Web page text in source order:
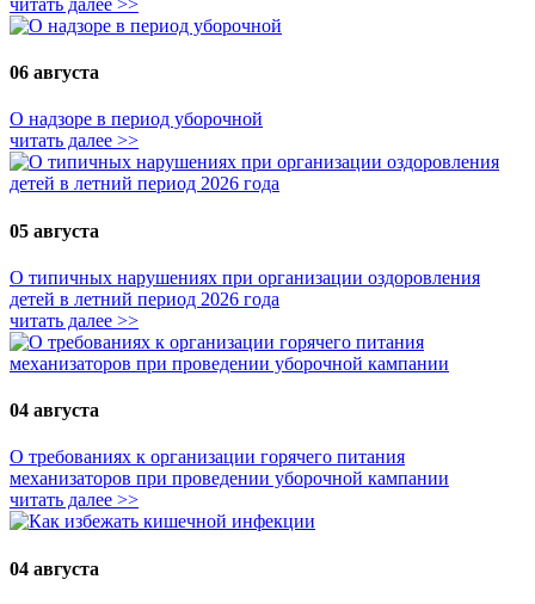
06 августа
О надзоре в период уборочной
читать далее >>
05 августа
О типичных нарушениях при организации оздоровления
детей в летний период 2026 года
читать далее >>
04 августа
О требованиях к организации горячего питания
механизаторов при проведении уборочной кампании
читать далее >>
04 августа